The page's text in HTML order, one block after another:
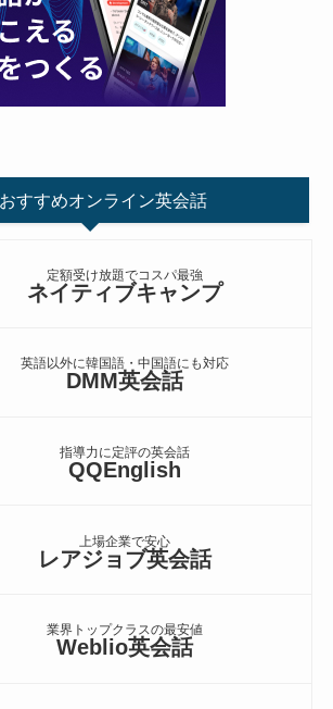
おすすめオンライン英会話
定額受け放題でコスパ最強
ネイティブキャンプ
英語以外に韓国語・中国語にも対応
DMM英会話
指導力に定評の英会話
QQEnglish
上場企業で安心
レアジョブ英会話
業界トップクラスの最安値
Weblio英会話